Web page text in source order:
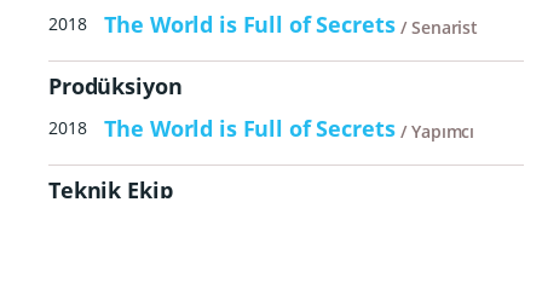
2018 The World is Full of Secrets Senarist
Prodüksiyon
2018 The World is Full of Secrets Yapımcı
Teknik Ekip